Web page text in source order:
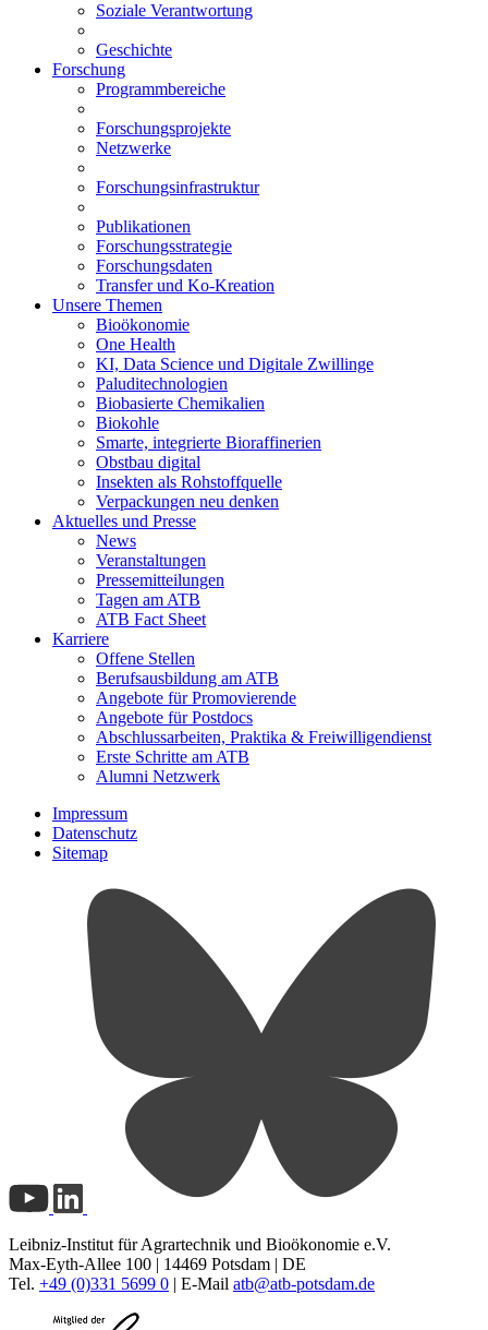
Soziale Verantwortung
Geschichte
Forschung
Programmbereiche
Forschungsprojekte
Netzwerke
Forschungsinfrastruktur
Publikationen
Forschungsstrategie
Forschungsdaten
Transfer und Ko-Kreation
Unsere Themen
Bioökonomie
One Health
KI, Data Science und Digitale Zwillinge
Paluditechnologien
Biobasierte Chemikalien
Biokohle
Smarte, integrierte Bioraffinerien
Obstbau digital
Insekten als Rohstoffquelle
Verpackungen neu denken
Aktuelles und Presse
News
Veranstaltungen
Pressemitteilungen
Tagen am ATB
ATB Fact Sheet
Karriere
Offene Stellen
Berufsausbildung am ATB
Angebote für Promovierende
Angebote für Postdocs
Abschlussarbeiten, Praktika & Freiwilligendienst
Erste Schritte am ATB
Alumni Netzwerk
Impressum
Datenschutz
Sitemap
Leibniz-Institut für Agrartechnik und Bioökonomie e.V.
Max-Eyth-Allee 100 | 14469 Potsdam | DE
Tel. +49 (0)331 5699 0 | E-Mail atb@atb-potsdam.de